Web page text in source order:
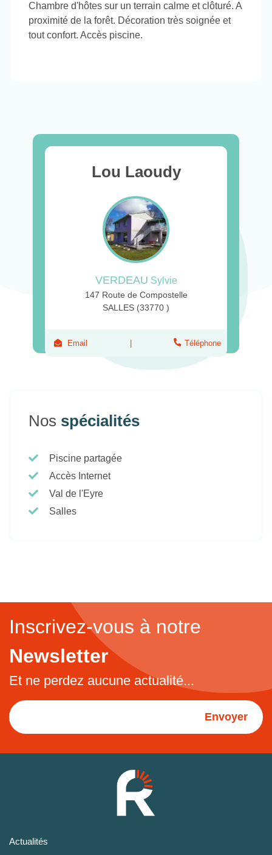
Chambre d'hôtes sur un terrain calme et clôturé. A
proximité de la forêt. Décoration très soignée et
tout confort. Accès piscine.
Lou Laoudy
VERDEAU Sylvie
147 Route de Compostelle
SALLES (33770 )
Email Téléphone
Nos spécialités
Piscine partagée
Accès Internet
Val de l'Eyre
Salles
Inscrivez-vous à notre
Newsletter
Et ne perdez aucune actualité...
Envoyer
Actualités